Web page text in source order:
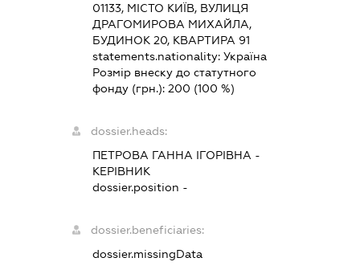
01133, МІСТО КИЇВ, ВУЛИЦЯ
ДРАГОМИРОВА МИХАЙЛА,
БУДИНОК 20, КВАРТИРА 91
statements.nationality: Україна
Розмір внеску до статутного
фонду (грн.): 200 (100 %)
dossier.heads:
ПЕТРОВА ГАННА ІГОРІВНА -
КЕРІВНИК
dossier.position -
dossier.beneficiaries:
dossier.missingData